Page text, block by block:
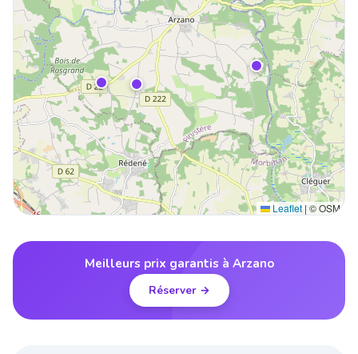
Leaflet | © OSM
Meilleurs prix garantis à Arzano
Réserver →